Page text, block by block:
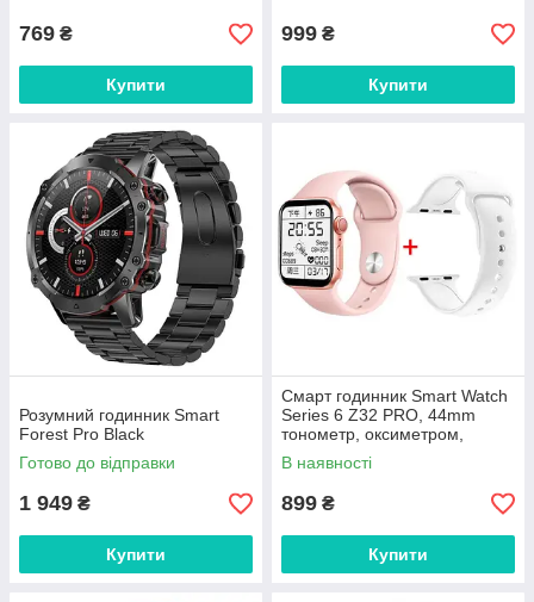
769 ₴
Купити
999 ₴
Купити
Розумний годинник Smart
Forest Pro Black
Готово до відправки
1 949 ₴
Купити
Смарт годинник Smart Watch
Series 6 Z32 PRO, 44mm
тонометр, оксиметром,
агометр Рожевий
В наявності
899 ₴
Купити